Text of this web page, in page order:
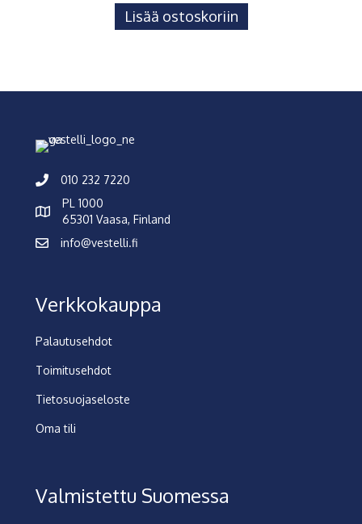
Lisää ostoskoriin
010 232 7220
PL 1000
65301 Vaasa, Finland
info@vestelli.fi
Verkkokauppa
Palautusehdot
Toimitusehdot
Tietosuojaseloste
Oma tili
Valmistettu Suomessa